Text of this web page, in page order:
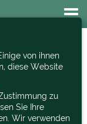
von ihnen
diese Website
zu
Sie Ihre
Wir verwenden